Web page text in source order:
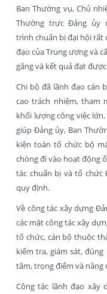
Ban Thường vụ, Chủ
Thường trực Đảng ủy
trình chuẩn bị đại hội rất
đạo của Trung ương và
gắng và kết quả đạt
Chi bộ đã lãnh đạo cán
cao trách nhiệm, tham
khối lượng công việc
giúp Đảng ủy, Ban
kiện toàn tổ chức bộ
chóng đi vào hoạt động
tác chuẩn bị và tổ chức
quy định.
Về công tác xây dựng
các mặt công tác xây
tổ chức, cán bộ thuộc
kiểm tra, giám sát,
tâm, trọng điểm và nâng
Công tác lãnh đạo xây